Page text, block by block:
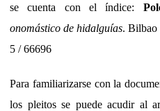
se cuenta con el índice:
onomástico de hidalguías. Bilbao
5 / 66696
Para familiarizarse con la
los pleitos se puede acudir al